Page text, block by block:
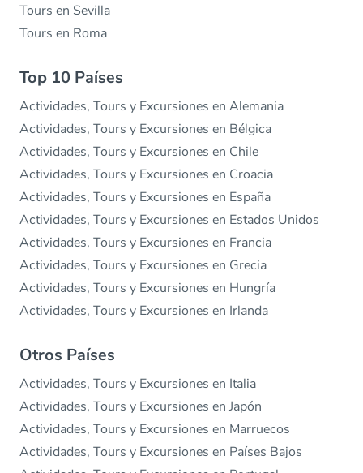
Tours en Sevilla
Tours en Roma
Top 10 Países
Actividades, Tours y Excursiones en Alemania
Actividades, Tours y Excursiones en Bélgica
Actividades, Tours y Excursiones en Chile
Actividades, Tours y Excursiones en Croacia
Actividades, Tours y Excursiones en España
Actividades, Tours y Excursiones en Estados Unidos
Actividades, Tours y Excursiones en Francia
Actividades, Tours y Excursiones en Grecia
Actividades, Tours y Excursiones en Hungría
Actividades, Tours y Excursiones en Irlanda
Otros Países
Actividades, Tours y Excursiones en Italia
Actividades, Tours y Excursiones en Japón
Actividades, Tours y Excursiones en Marruecos
Actividades, Tours y Excursiones en Países Bajos